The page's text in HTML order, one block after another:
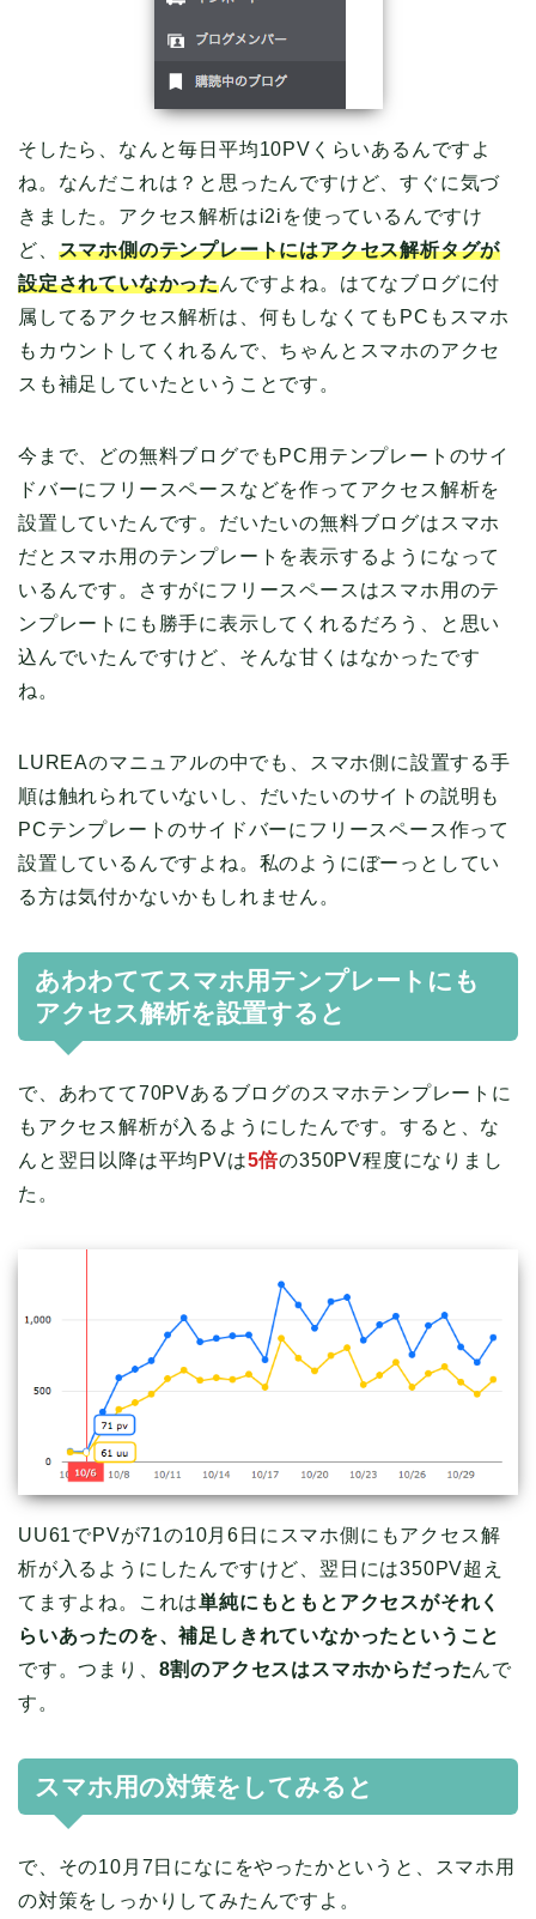
そしたら、なんと毎日平均10PVくらいあるんですよ
ね。なんだこれは？と思ったんですけど、すぐに気づ
きました。アクセス解析はi2iを使っているんですけ
ど、 スマホ側のテンプレートにはアクセス解析タグが
設定されていなかったんですよね。はてなブログに付
属してるアクセス解析は、何もしなくてもPCもスマホ
もカウントしてくれるんで、ちゃんとスマホのアクセ
スも補足していたということです。
今まで、どの無料ブログでもPC用テンプレートのサイ
ドバーにフリースペースなどを作ってアクセス解析を
設置していたんです。だいたいの無料ブログはスマホ
だとスマホ用のテンプレートを表示するようになって
いるんです。さすがにフリースペースはスマホ用のテ
ンプレートにも勝手に表示してくれるだろう、と思い
込んでいたんですけど、そんな甘くはなかったです
ね。
LUREAのマニュアルの中でも、スマホ側に設置する手
順は触れられていないし、だいたいのサイトの説明も
PCテンプレートのサイドバーにフリースペース作って
設置しているんですよね。私のようにぼーっとしてい
る方は気付かないかもしれません。
あわわててスマホ用テンプレートにも
アクセス解析を設置すると
で、あわてて70PVあるブログのスマホテンプレートに
もアクセス解析が入るようにしたんです。すると、な
んと翌日以降は平均PVは5倍の350PV程度になりまし
た。
UU61でPVが71の10月6日にスマホ側にもアクセス解
析が入るようにしたんですけど、翌日には350PV超え
てますよね。これは単純にもともとアクセスがそれく
らいあったのを、補足しきれていなかったということ
です。つまり、 8割のアクセスはスマホからだったんで
す。
スマホ用の対策をしてみると
で、その10月7日になにをやったかというと、スマホ用
の対策をしっかりしてみたんですよ。